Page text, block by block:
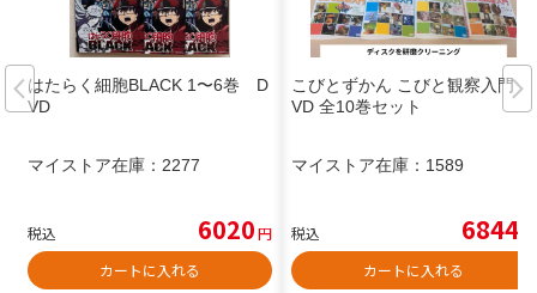
はたらく細胞BLACK 1〜6巻 D
VD
マイストア在庫： 2277
税込 6020円
カートに入れる
こびとずかん こびと観察入門 D
VD 全10巻セット
マイストア在庫： 1589
税込 6844
カートに入れる